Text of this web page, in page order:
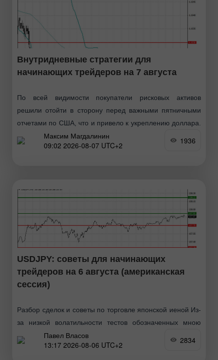
Внутридневные стратегии для
начинающих трейдеров на 7 августа
По всей видимости покупатели рисковых активов
решили отойти в сторону перед важными пятничными
отчетами по США, что и привело к укреплению доллара.
Вчерашний отчёт по рынку труда также оказал
поддержку
Максим Магдалинин
09:02 2026-08-07 UTC+2
1936
USDJPY: советы для начинающих
трейдеров на 6 августа (американская
сессия)
Разбор сделок и советы по торговле японской иеной Из-
за низкой волатильности тестов обозначенных мною
уровней в первой половине дня так и не произошло. В
ходе американской сессии рынок ждёт лишь
Павел Власов
13:17 2026-08-06 UTC+2
2834